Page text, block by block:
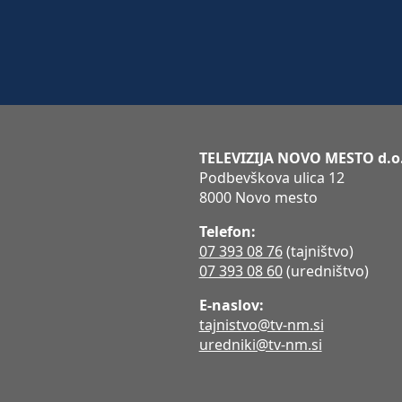
TELEVIZIJA NOVO MESTO
Podbevškova ulica 12
8000 Novo mesto
Telefon:
07 393 08 76(tajništvo)
07 393 08 60(uredništvo)
E-naslov:
tajnistvo@tv-nm.si
uredniki@tv-nm.si